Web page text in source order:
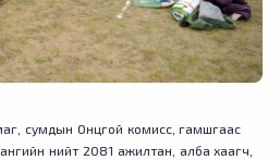
сумдын Онцгой комисс, гамшгаас
нийт 2081 ажилтан, алба хаагч,